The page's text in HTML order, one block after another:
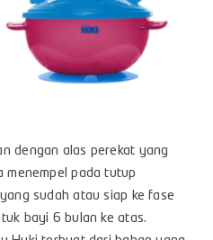
dengan alas perekat yang
menempel pada tutup
sudah atau siap ke fase
bayi 6 bulan ke atas.